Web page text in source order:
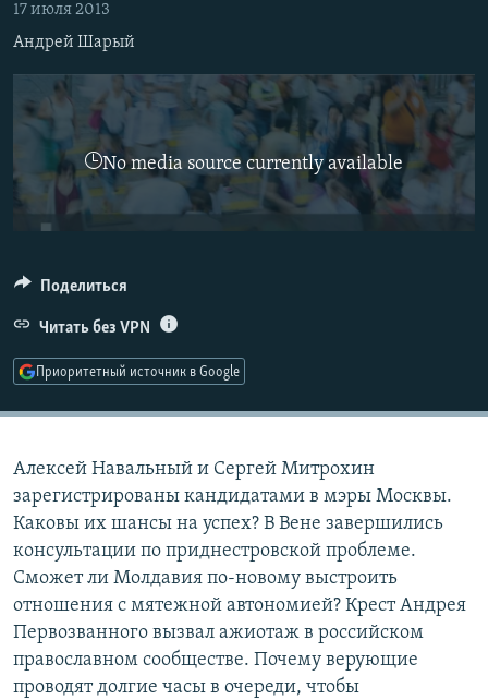
навигации
Вернутся
поиску
КУЛЬТУРА
IDEL.РЕАЛИИ
КАВКАЗ.РЕАЛИИ
СЕВЕР.РЕАЛИИ
СИБИРЬ.РЕАЛИИ
РАСПИСАНИЕ ВЕЩАНИЯ
17 июля 2013
Андрей Шарый
No media source currently available
Поделиться
Читать без VPN
Приоритетный источник в Google
Алексей Навальный и Сергей Митрохин
зарегистрированы кандидатами в мэры Москвы.
Каковы их шансы на успех? В Вене завершились
консультации по приднестровской проблеме.
Сможет ли Молдавия по-новому выстроить
отношения с мятежной автономией? Крест Андрея
Первозванного вызвал ажиотаж в российском
православном сообществе. Почему верующие
проводят долгие часы в очереди, чтобы